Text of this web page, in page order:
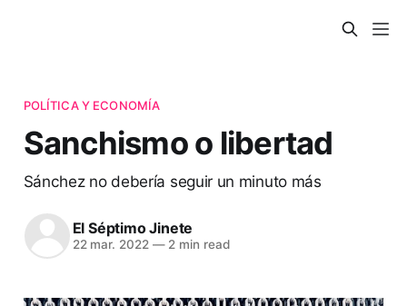
POLÍTICA Y ECONOMÍA
Sanchismo o libertad
Sánchez no debería seguir un minuto más
El Séptimo Jinete
22 mar. 2022 —2 min read